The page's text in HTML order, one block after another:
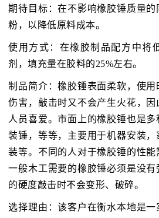
期待目标：在不影响橡胶锤质量
粉，以降低原料成本。
使用方式：在橡胶制品配方中将
剂，填充量在胶料的25%左右。
制品简介：橡胶锤表面柔软，使
伤害，敲击时又不会产生火花，
人员喜爱。市面上的橡胶锤也是
装锤，等等，主要用于机器安装
装等。不同的人对于橡胶锤的性能
一般木工需要的橡胶锤必须是没有
的硬度敲击时不会变形、破碎。
选择理由：该客户在衡水本地是